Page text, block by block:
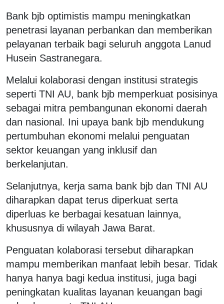
Bank bjb optimistis mampu meningkatkan
penetrasi layanan perbankan dan memberikan
pelayanan terbaik bagi seluruh anggota Lanud
Husein Sastranegara.
Melalui kolaborasi dengan institusi strategis
seperti TNI AU, bank bjb memperkuat posisinya
sebagai mitra pembangunan ekonomi daerah
dan nasional. Ini upaya bank bjb mendukung
pertumbuhan ekonomi melalui penguatan
sektor keuangan yang inklusif dan
berkelanjutan.
Selanjutnya, kerja sama bank bjb dan TNI AU
diharapkan dapat terus diperkuat serta
diperluas ke berbagai kesatuan lainnya,
khususnya di wilayah Jawa Barat.
Penguatan kolaborasi tersebut diharapkan
mampu memberikan manfaat lebih besar. Tidak
hanya hanya bagi kedua institusi, juga bagi
peningkatan kualitas layanan keuangan bagi